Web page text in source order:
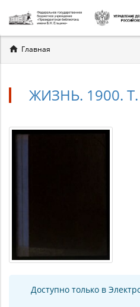
Вы
здесь
Главная
ЖИЗНЬ. 1900.
Доступно только в